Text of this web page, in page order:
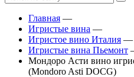
Главная —
Игристые вина —
Игристое вино Италия —
Игристые вина Пьемонт
Мондоро Асти вино
(Mondoro Asti DOCG)